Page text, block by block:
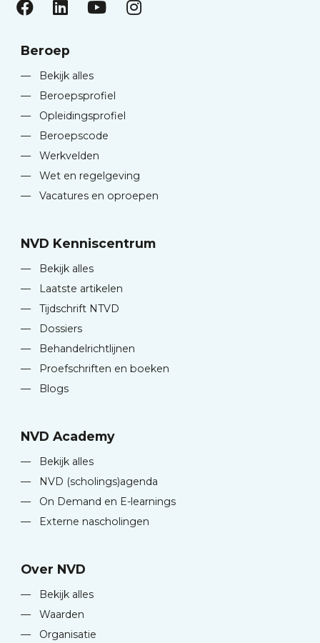
Beroep
—
Bekijk alles
—
Beroepsprofiel
—
Opleidingsprofiel
—
Beroepscode
—
Werkvelden
—
Wet en regelgeving
—
Vacatures en oproepen
NVD Kenniscentrum
—
Bekijk alles
—
Laatste artikelen
—
Tijdschrift NTVD
—
Dossiers
—
Behandelrichtlijnen
—
Proefschriften en boeken
—
Blogs
NVD Academy
—
Bekijk alles
—
NVD (scholings)agenda
—
On Demand en E-learnings
—
Externe nascholingen
Over NVD
—
Bekijk alles
—
Waarden
—
Organisatie